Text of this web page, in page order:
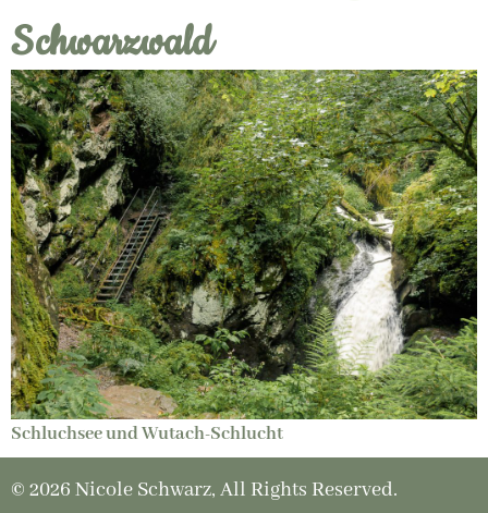
Schwarzwald
Schluchsee und Wutach-Schlucht
© 2026 Nicole Schwarz, All Rights Reserved.